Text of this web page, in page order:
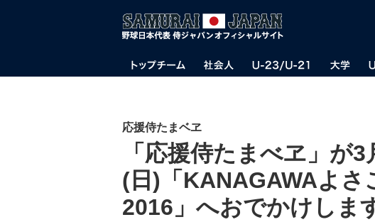
応援侍たまベヱ
「応援侍たまべヱ」が
(日)「KANAGAWAよ
2016」へおでかけしま